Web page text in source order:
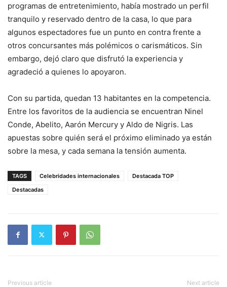
programas de entretenimiento, había mostrado un perfil
tranquilo y reservado dentro de la casa, lo que para
algunos espectadores fue un punto en contra frente a
otros concursantes más polémicos o carismáticos. Sin
embargo, dejó claro que disfrutó la experiencia y
agradeció a quienes lo apoyaron.
Con su partida, quedan 13 habitantes en la competencia.
Entre los favoritos de la audiencia se encuentran Ninel
Conde, Abelito, Aarón Mercury y Aldo de Nigris. Las
apuestas sobre quién será el próximo eliminado ya están
sobre la mesa, y cada semana la tensión aumenta.
TAGS Celebridades internacionales
Destacada TOP
Destacadas
Previous article Next article